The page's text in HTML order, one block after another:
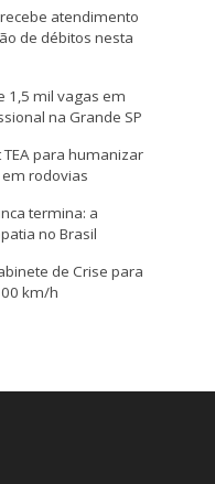
atendimento
de débitos nesta
1,5 mil vagas em
na Grande SP
para humanizar
rodovias
termina: a
no Brasil
de Crise para
km/h